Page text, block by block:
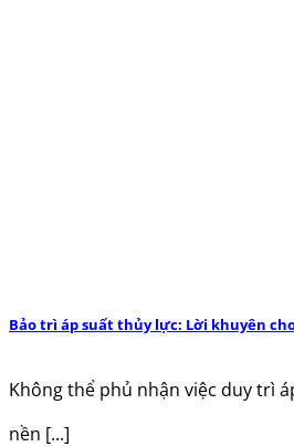
Bảo trì áp suất thủy lực: Lời khuyên
Không thể phủ nhận việc duy trì
nền [...]